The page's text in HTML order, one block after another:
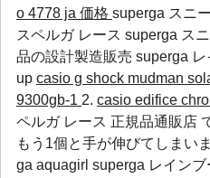
o 4778 ja 価格 superga スニ
スペルガ レース superga ス
品の設計製造販売 superga レ
up casio g shock mudman
9300gb-1 2. casio edifice
ペルガ レース 正規品通販店
もう1個と手が伸びてしまい
ga aquagirl superga レインブ